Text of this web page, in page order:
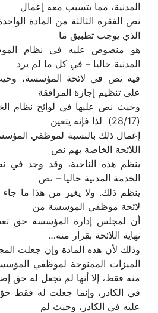
المدنية، مما يتسبب معه إعمال
نص الفقرة الثالثة من المادة
الذي يوجب تطبيق ما
هو منصوص عليه في نظام
المدنية حاليا – في كل ما لم يرد
فيه نص في لائحة المؤسسة،
على تنظيم إجازة المرافقة
وحيث نص عليها في لوائح نظام
(28/17) لذا فإنه يتعين
إعمال ذلك بالنسبة لموظفي
اللائحة الخاصة بهم نص
ينظم هذه الناحية، وقد وجد في
الخدمة المدنية حاليا – نص
ينظم ذلك. ولا يغير من هذا ما
لائحة موظفي المؤسسة من
أن لمجلس إدارة المؤسسة حق
نهاية اللائحة بقرار منه…
وذلك لأن هذه المادة وإن جعلت
الميزات الممنوحة لموظفي
منه فقط، إلا أنها لم تجعل له حق
في الكادر، وإنما جعلت له فقط
عليه في الكادر، وحيث لم